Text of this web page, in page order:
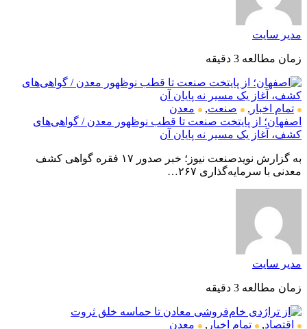
مدیر سایت
زمان مطالعه 3 دقیقه
تمام اخبار , صنعت,
معدن
اصفهان؛ از پایتخت صنعت تا قطب نوظهور معدن / گواهی‌های
کشف، آغاز یک مسیر نه پایان آن
به گزارش نویدصنعت نیوز؛ خبر صدور ۱۷ فقره گواهی کشف
معدنی با سرمایه‌گذاری ۲۶۷…
مدیر سایت
زمان مطالعه 3 دقیقه
اقتصاد, تمام اخبار ,
معدن